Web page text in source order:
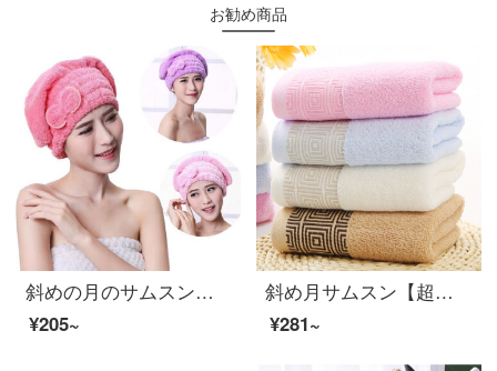
お勧め商品
斜めの月のサムスンのチョウは乾毛の帽子のサンゴの绒が非常に强くて水を吸い込んで柔らかく髪の毛を拭いて、かわいいシャワーキャップの王女の帽子の家庭の女性の金の青い王女の帽子の2条をかぶせて诘めます。
¥205~
斜め月サムスン【超値3枚入り】綿タオル中国風タオル家庭用タオル超柔らかい吸水35*75 cm【3枚入り】囲いタオル
¥281~